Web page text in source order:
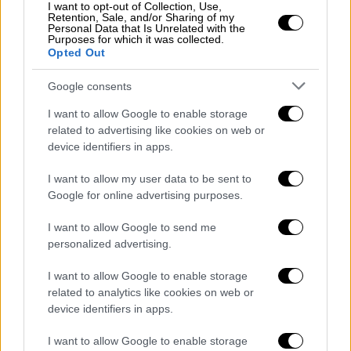
I want to opt-out of Collection, Use,
Retention, Sale, and/or Sharing of my
Personal Data that Is Unrelated with the
Purposes for which it was collected.
Opted Out
Google consents
I want to allow Google to enable storage
related to advertising like cookies on web or
device identifiers in apps.
I want to allow my user data to be sent to
Google for online advertising purposes.
I want to allow Google to send me
personalized advertising.
I want to allow Google to enable storage
related to analytics like cookies on web or
device identifiers in apps.
I want to allow Google to enable storage
Μπους, συνεργάστηκα καλά με τον κ.
Ομπάμα, συνεργάστηκα καλά με τον κ. Τραμπ,
αλλά δεν μπορώ να πω ότι ξεκινήσαμε καλά
με τον κ. Μπάιντεν», δήλωσε ο Ρετζέπ Ταγίπ
Ερντογάν.
Συνάντηση με Πούτιν – Στην ατζέντα
η Συρία
Για τη συνάντησή του με το Ρώσο πρόεδρο
στις 29 Σεπτεμβρίου, ο Ερντογάν είπε ότι
δεν θα υπάρξει συνάντηση μεταξύ των
αντιπροσωπειών, αλλά θα έχει μόνο μία
«Δεν πρόκειται για συνάντηση που θα αφορά
μόνο το Ιντλίμπ. Ταυτόχρονα, θα
συζητήσουμε τις διμερείς σχέσεις